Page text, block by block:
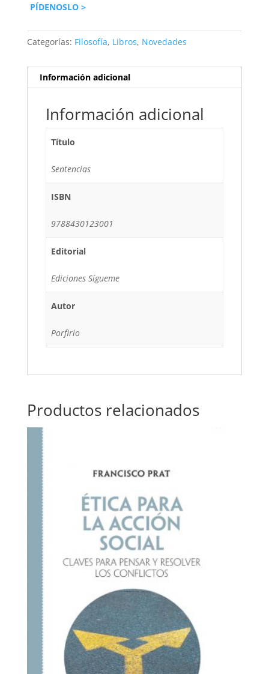
PÍDENOSLO >
Categorías: Filosofía, Libros, Novedades
Información adicional
Información adicional
Título
Sentencias
ISBN
9788430123001
Editorial
Ediciones Sígueme
Autor
Porfirio
Productos relacionados